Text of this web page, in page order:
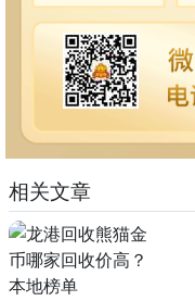
相关文章